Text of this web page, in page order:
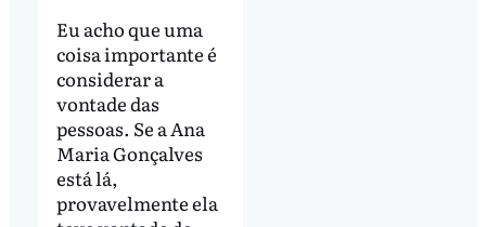
Eu acho que uma
coisa importante é
considerar a
vontade das
pessoas. Se a Ana
Maria Gonçalves
está lá,
provavelmente ela